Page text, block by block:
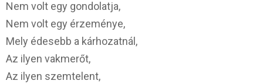
Nem volt egy gondolatja,
Nem volt egy érzeménye,
Mely édesebb a kárhozatnál,
Az ilyen vakmerőt,
Az ilyen szemtelent,